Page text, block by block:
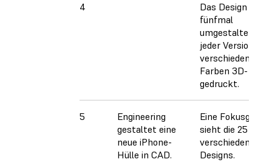
4
Das Design wird
fünfmal
umgestaltet und
jeder Version in 5
verschiedenen
Farben 3D-
gedruckt.
5
Engineering
gestaltet eine
neue iPhone-
Hülle in CAD.
Eine
sieht die 25
verschiedenen
Designs.